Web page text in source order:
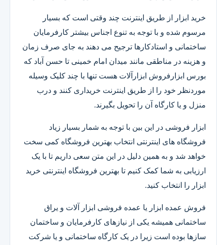
خرید ابزار از طریق اینترنت چند وقتی است که بسیار
مرسوم شده و با توجه به تنوع اجناس بیشتر کارفرمایان
ساختمانی و استادکارها ترجیح می دهند به جای صرف زمان
و هزینه در مناطقی مانند میدان امام خمینی تا حسن آباد که
بورس ابزارفروش ابزارآلات هست تنها با چند کلیک وسیله
موردنظر خود را از طریق اینترنت خریداری کنند و درب
منزل و یا کارگاه آن را تحویل بگیرند.
ابزار فروشی در این بین با توجه به شمار بسیار زیاد
فروشگاه های اینترنتی انتخاب بهترین فروشگاه کمی سخت
خواهد شد و به همین دلیل در این متن سعی داریم تا با یک
ارزیابی به شما کمک کنیم تا بهترین فروشگاه اینترنتی خرید
ابزار را انتخاب کنید.
فروش عمده ابزار یا عمده فروشی ابزار آلات و یراق
ساختمانی همیشه یکی از نیازهای کارفرمایان و ساختمان
سازها بوده است زیرا در یک کارگاه ساختمانی و یا شرکت